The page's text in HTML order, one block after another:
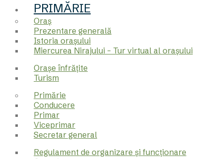
PRIMĂRIE
Oraş
Prezentare generală
Istoria orașului
Miercurea Nirajului – Tur virtual al orașului
Orașe înfrățite
Turism
Primărie
Conducere
Primar
Viceprimar
Secretar general
Regulament de organizare și funcționare